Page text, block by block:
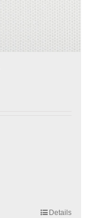
Details